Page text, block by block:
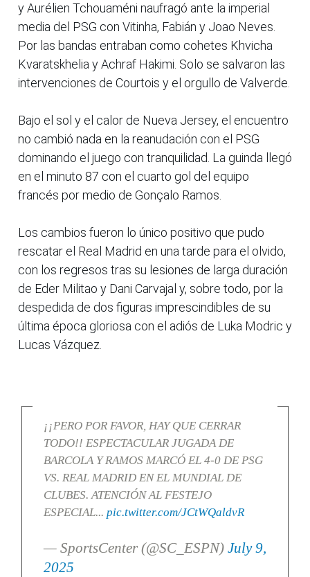
y Aurélien Tchouaméni naufragó ante la imperial
media del PSG con Vitinha, Fabián y Joao Neves.
Por las bandas entraban como cohetes Khvicha
Kvaratskhelia y Achraf Hakimi. Solo se salvaron las
intervenciones de Courtois y el orgullo de Valverde.
Bajo el sol y el calor de Nueva Jersey, el encuentro
no cambió nada en la reanudación con el PSG
dominando el juego con tranquilidad. La guinda llegó
en el minuto 87 con el cuarto gol del equipo
francés por medio de Gonçalo Ramos.
Los cambios fueron lo único positivo que pudo
rescatar el Real Madrid en una tarde para el olvido,
con los regresos tras su lesiones de larga duración
de Eder Militao y Dani Carvajal y, sobre todo, por la
despedida de dos figuras imprescindibles de su
última época gloriosa con el adiós de Luka Modric y
Lucas Vázquez.
¡¡PERO POR FAVOR, HAY QUE CERRAR
TODO!! ESPECTACULAR JUGADA DE
BARCOLA Y RAMOS MARCÓ EL 4-0 DE PSG
VS. REAL MADRID EN EL MUNDIAL DE
CLUBES. ATENCIÓN AL FESTEJO
ESPECIAL... pic.twitter.com/JCtWQaldvR
— SportsCenter (@SC_ESPN) July 9,
2025